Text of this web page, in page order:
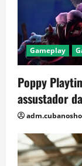
Gameplay
Poppy
assustador